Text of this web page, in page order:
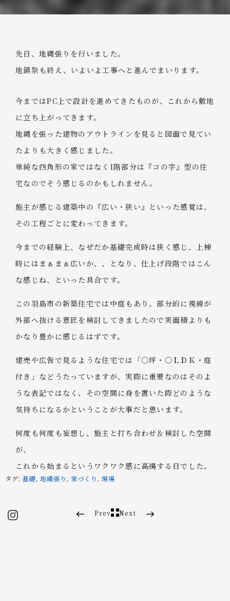
先日、地縄張りを行いました。
地鎮祭も終え、いよいよ工事へと進んでまいります。
今まではPC上で設計を進めてきたものが、これから敷地
に立ち上がってきます。
地縄を張った建物のアウトラインを見ると図面で見てい
たよりも大きく感じました。
単純な四角形の家ではなく1階部分は『コの字』型の住
宅なのでそう感じるのかもしれません。
施主が感じる建築中の『広い・狭い』といった感覚は、
その工程ごとに変わってきます。
今までの経験上、なぜだか基礎完成時は狭く感じ、上棟
時にはまぁまぁ広いか、、となり、仕上げ段階ではこん
な感じね、といった具合です。
この羽島市の新築住宅では中庭もあり、部分的に視線が
外部へ抜ける意匠を検討してきましたので実面積よりも
かなり豊かに感じるはずです。
建売や広告で見るような住宅では「〇坪・〇ＬＤＫ・庭
付き」などうたっていますが、実際に重要なのはそのよ
うな表記ではなく、その空間に身を置いた際どのような
気持ちになるかということが大事だと思います。
何度も何度も妄想し、施主と打ち合わせ＆検討した空間
が、
これから始まるというワクワク感に高揚する日でした。
タグ: 基礎, 地縄張り , 家づくり , 現場
Prev Next